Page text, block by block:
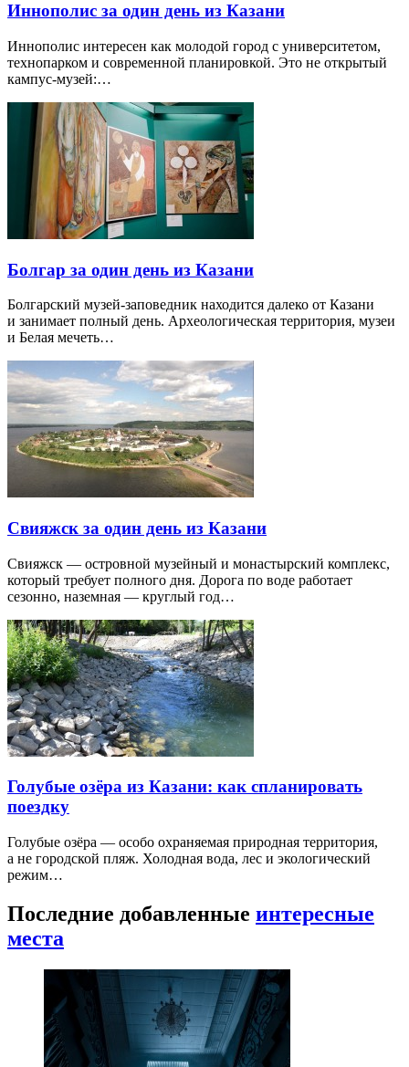
Иннополис за один день из Казани
Иннополис интересен как молодой город с университетом,
технопарком и современной планировкой. Это не открытый
кампус-музей:…
Болгар за один день из Казани
Болгарский музей-заповедник находится далеко от Казани
и занимает полный день. Археологическая территория, музеи
и Белая мечеть…
Свияжск за один день из Казани
Свияжск — островной музейный и монастырский комплекс,
который требует полного дня. Дорога по воде работает
сезонно, наземная — круглый год…
Голубые озёра из Казани: как спланировать
поездку
Голубые озёра — особо охраняемая природная территория,
а не городской пляж. Холодная вода, лес и экологический
режим…
Последние добавленные интересные
места